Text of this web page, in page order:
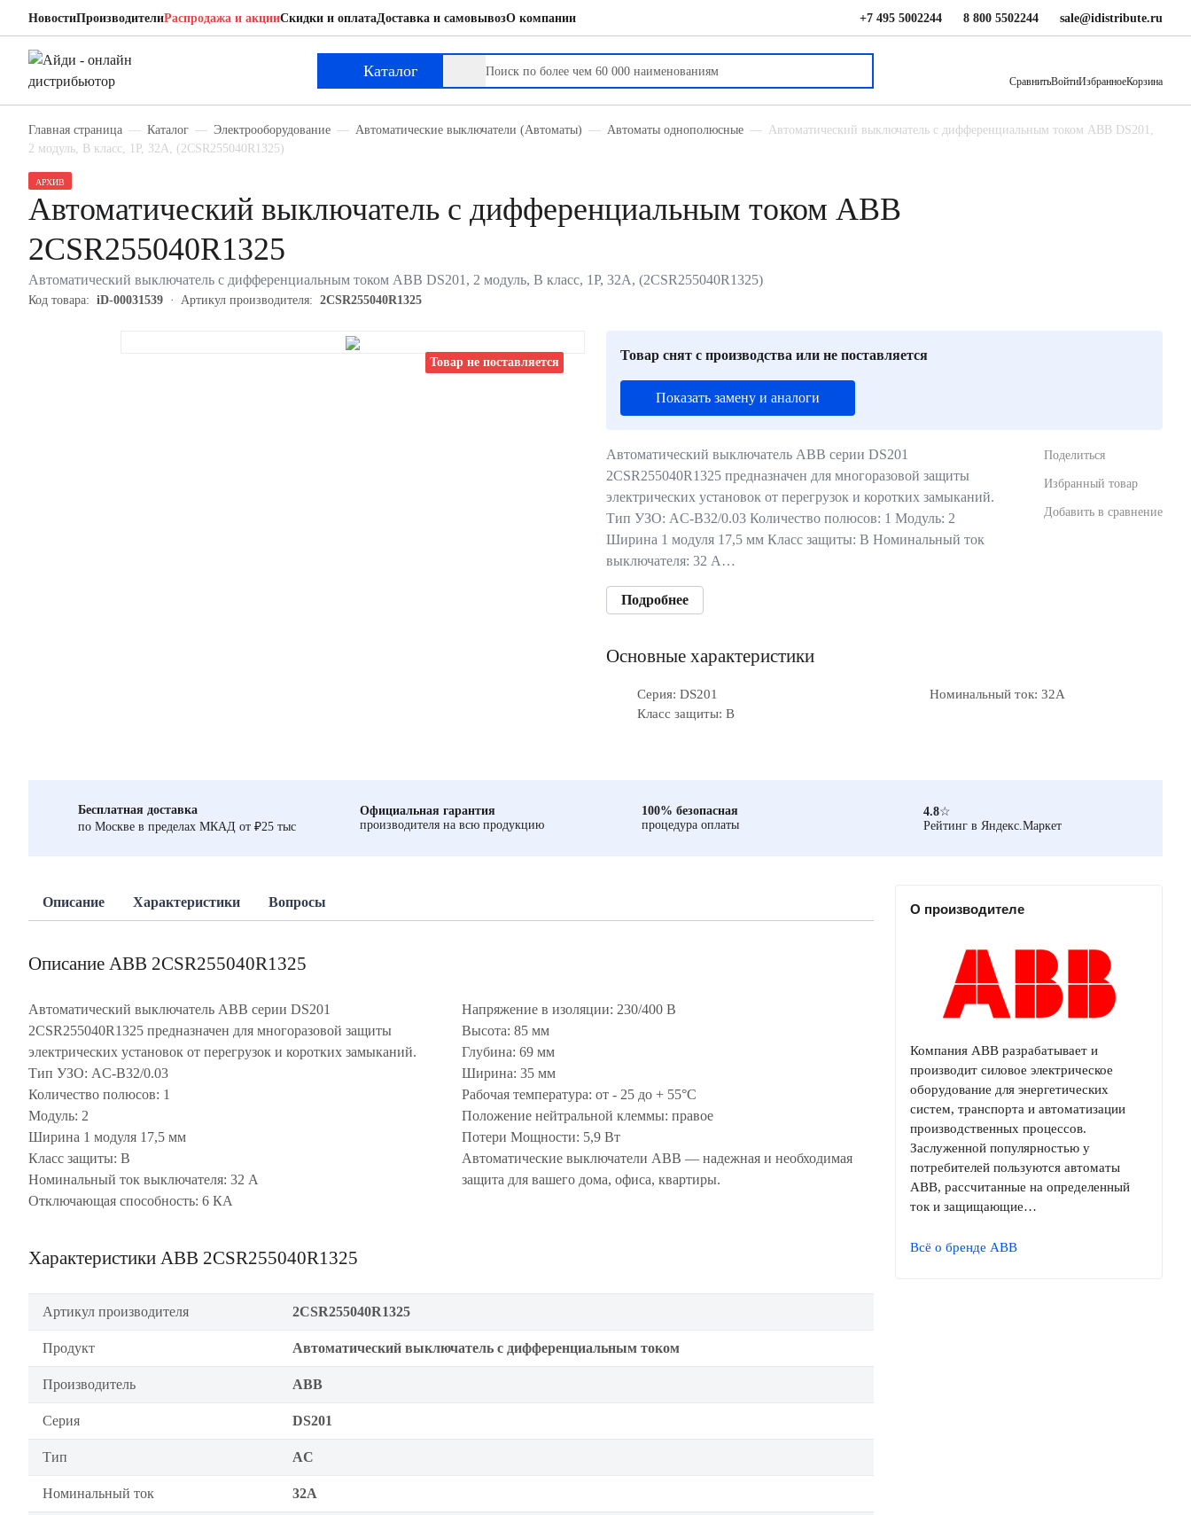
НовостиПроизводителиРаспродажа и акцииСкидки и оплатаДоставка и самовывозО компании +7 495 5002244 8 800 5502244 sale@idistribute.ru
Каталог
СравнитьВойтиИзбранноеКорзина
Главная страница Каталог Электрооборудование Автоматические выключатели (Автоматы) Автоматы однополюсные
Автоматический выключатель с дифференциальным током ABB DS201,
2 модуль, B класс, 1P, 32А, (2CSR255040R1325)
Товар не поставляется
АРХИВ
Автоматический выключатель с дифференциальным током ABB
2CSR255040R1325
Автоматический выключатель с дифференциальным током ABB DS201, 2 модуль, B класс, 1P, 32А, (2CSR255040R1325)
Код товара: iD-00031539 Артикул производителя: 2CSR255040R1325
Товар снят с производства или не поставляется
Показать замену и аналоги
Автоматический выключатель ABB серии DS201
2CSR255040R1325 предназначен для многоразовой защиты
электрических установок от перегрузок и коротких замыканий.
Тип УЗО: AC-B32/0.03 Количество полюсов: 1 Модуль: 2
Ширина 1 модуля 17,5 мм Класс защиты: В Номинальный ток
выключателя: 32 А…
Подробнее
Поделиться
Избранный товар
Добавить в сравнение
Основные характеристики
Серия: DS201
Номинальный ток: 32А
Класс защиты: B
Бесплатная доставка
по Москве в пределах МКАД от ₽25 тыс
Официальная гарантия
производителя на всю продукцию
100% безопасная
процедура оплаты
4.8☆
Рейтинг в Яндекс.Маркет
Описание Характеристики Вопросы
Описание ABB 2CSR255040R1325
Автоматический выключатель ABB серии DS201
2CSR255040R1325 предназначен для многоразовой защиты
электрических установок от перегрузок и коротких замыканий.
Тип УЗО: AC-B32/0.03
Количество полюсов: 1
Модуль: 2
Ширина 1 модуля 17,5 мм
Класс защиты: В
Номинальный ток выключателя: 32 А
Отключающая способность: 6 КА
Напряжение в изоляции: 230/400 В
Высота: 85 мм
Глубина: 69 мм
Ширина: 35 мм
Рабочая температура: от - 25 до + 55°С
Положение нейтральной клеммы: правое
Потери Мощности: 5,9 Вт
Автоматические выключатели ABB — надежная и необходимая
защита для вашего дома, офиса, квартиры.
Характеристики ABB 2CSR255040R1325
Артикул производителя 2CSR255040R1325
Продукт Автоматический выключатель с дифференциальным током
Производитель ABB
Серия DS201
Тип AC
Номинальный ток 32А
О производителе
Компания ABB разрабатывает и
производит силовое электрическое
оборудование для энергетических
систем, транспорта и автоматизации
производственных процессов.
Заслуженной популярностью у
потребителей пользуются автоматы
ABB, рассчитанные на определенный
ток и защищающие…
Всё о бренде ABB
ABB 2CSR255040R1325
Автоматический выключатель с дифференциальным током